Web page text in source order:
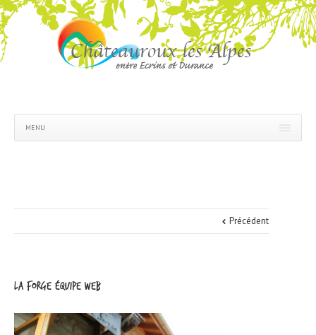
MENU
Précédent
La forge équipe web